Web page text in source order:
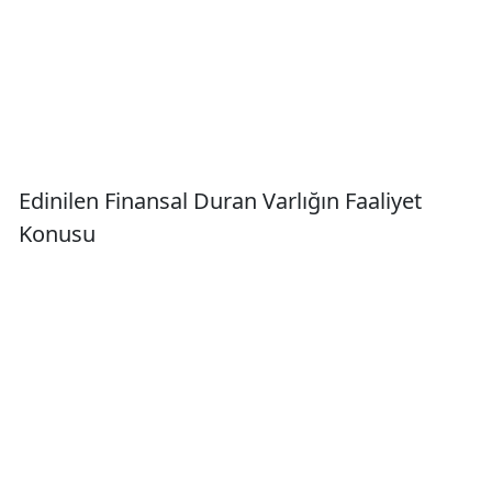
Edinilen Finansal Duran Varlığın Faaliyet
Konusu